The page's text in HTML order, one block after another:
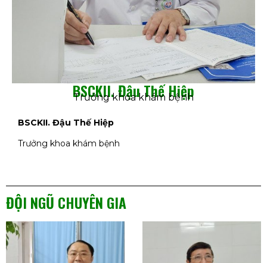
BSCKII. Đậu Thế Hiệp
Trưởng khoa khám bệnh
BSCKII. Đậu Thế Hiệp
Trưởng khoa khám bệnh
ĐỘI NGŨ CHUYÊN GIA